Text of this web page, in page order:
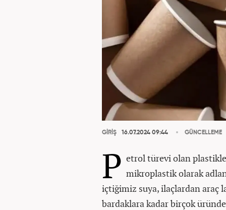
GİRİŞ 16.07.2024 09:44 GÜNCELLEME
P etrol türevi olan
mikroplastik olarak
içtiğimiz suya, ilaçlardan araç
bardaklara kadar birçok